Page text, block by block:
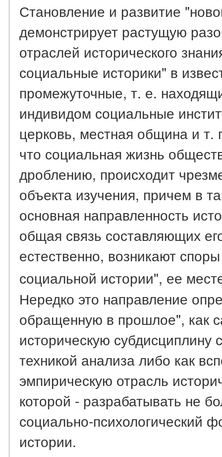
Становление и развитие
демонстрирует растущую
отраслей исторического
социальные историки" в
промежуточные, т. е.
индивидом социальные
церковь, местная община и т.
что социальная жизнь
дроблению, происходит
объекта изучения, причем в
основная направленность
общая связь составляющих
естественно, возникают
социальной истории", ее
Нередко это направление
обращенную в прошлое", как
историческую
техникой анализа либо как
эмпирическую отрасль
которой - разрабатывать не
социально-психологический
истории.